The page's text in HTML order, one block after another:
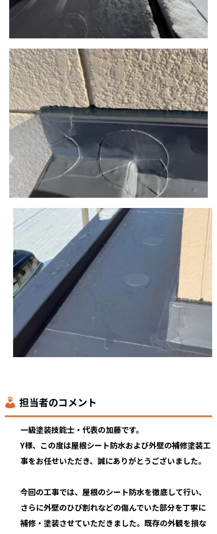
担当者のコメント
一級塗装技能士・代表の加藤です。
Y様、この度は屋根シート防水および外壁の補修塗装工
事をお任せいただき、誠にありがとうございました。
今回の工事では、屋根のシート防水を徹底して行い、
さらに外壁のひび割れなどの傷んでいた部分を丁寧に
補修・塗装させていただきました。既存の外観を損な